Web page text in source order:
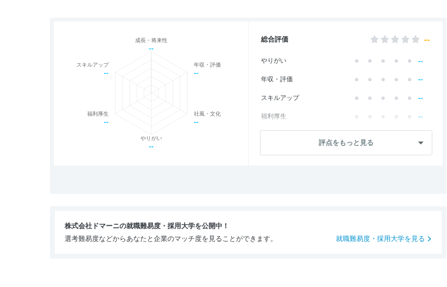
評点をもっと見る
成長・将来性
--
年収・評価
--
社風・文化
--
やりがい
--
福利厚生
--
スキルアップ
--
総合評価 --
やりがい --
年収・評価 --
スキルアップ --
福利厚生 --
社員・管理職 --
株式会社ドマーニの就職難易度・採用大学を公開中！
選考難易度などからあなたと企業のマッチ度を見ることができます。
就職難易度・採用大学を見る